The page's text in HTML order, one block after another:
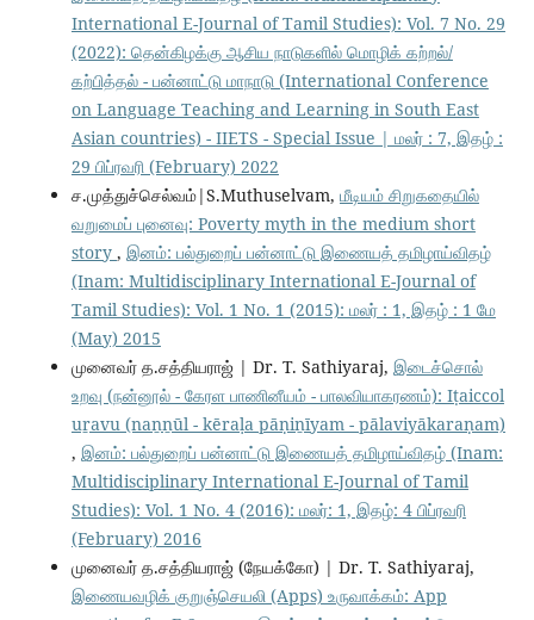
International E-Journal of Tamil Studies): Vol. 7 No. 29
(2022): தென்கிழக்கு ஆசிய நாடுகளில் மொழிக் கற்றல்/
கற்பித்தல் - பன்னாட்டு மாநாடு (International Conference
on Language Teaching and Learning in South East
Asian countries) - IIETS - Special Issue | மலர் : 7, இதழ் :
29 பிப்ரவரி (February) 2022
ச.முத்துச்செல்வம்|S.Muthuselvam, மீடியம் சிறுகதையில்
வறுமைப் புனைவு: Poverty myth in the medium short
story , இனம்: பல்துறைப் பன்னாட்டு இணையத் தமிழாய்விதழ்
(Inam: Multidisciplinary International E-Journal of
Tamil Studies): Vol. 1 No. 1 (2015): மலர் : 1, இதழ் : 1 மே
(May) 2015
முனைவர் த.சத்தியராஜ் | Dr. T. Sathiyaraj, இடைச்சொல்
உறவு (நன்னூல் - கேரள பாணினீயம் - பாலவியாகரணம்): Iṭaiccol
uṟavu (naṉṉūl - kēraḷa pāṇiṉīyam - pālaviyākaraṇam)
, இனம்: பல்துறைப் பன்னாட்டு இணையத் தமிழாய்விதழ் (Inam:
Multidisciplinary International E-Journal of Tamil
Studies): Vol. 1 No. 4 (2016): மலர்: 1, இதழ்: 4 பிப்ரவரி
(February) 2016
முனைவர் த.சத்தியராஜ் (நேயக்கோ) | Dr. T. Sathiyaraj,
இணையவழிக் குறுஞ்செயலி (Apps) உருவாக்கம்: App